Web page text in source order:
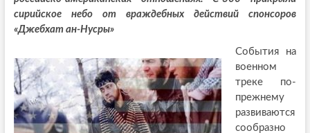
сирийское небо от враждебных действий спонсоров
«Джебхат ан-Нусры»
События на
военном
треке по-
прежнему
развиваются
сообразно